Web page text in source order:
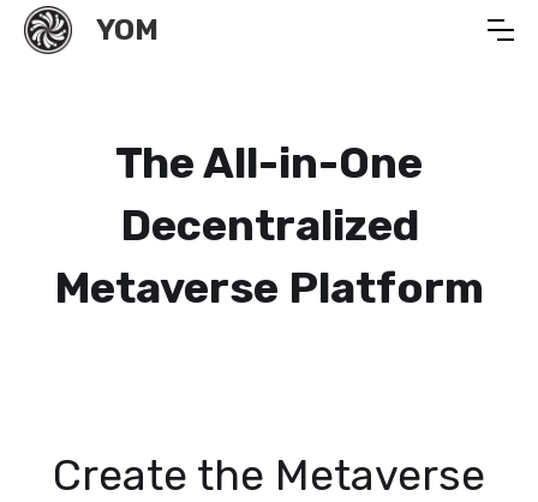
YOM
The All-in-One
Decentralized
Metaverse Platform
Create the Metaverse